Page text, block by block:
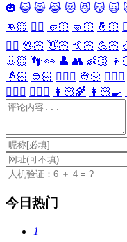
🎃 😺 😸 😹 😻 😼 😽 🙀
👊🏻 ✊🏻 🤛🏻 🤜🏻 🤞🏻
🖐🏻 🖖🏻 👋🏻 🤙🏻 💪🏻
👃🏻 👣 👀 👤 👥 👶🏻
👵🏻 👲🏻 👳🏻‍♀️ 👳🏻 👮🏻‍♀️
👩🏻‍⚕️ 👨🏻‍⚕️ 👩🏻‍🌾 👩🏻‍🍳
今日热门
1